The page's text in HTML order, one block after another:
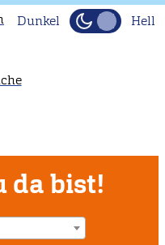
Dunkel Hell
da bist!